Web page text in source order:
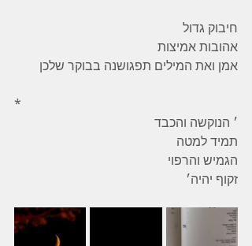
חיבוק גדול
אהובות אמיצות
אמן ואת המילים תפגושנה בבוקר שלכן
*
׳ הנוקשה והכבד
תמיד למטה
הגמיש והרפוי
זקוף יהיה׳